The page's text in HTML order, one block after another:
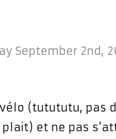
September 2nd,
vélo (tutututu, pas
et ne pas